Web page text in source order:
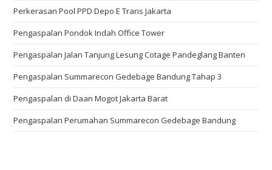
Perkerasan Pool PPD Depo E Trans Jakarta
Pengaspalan Pondok Indah Office Tower
Pengaspalan Jalan Tanjung Lesung Cotage Pandeglang Banten
Pengaspalan Summarecon Gedebage Bandung Tahap 3
Pengaspalan di Daan Mogot Jakarta Barat
Pengaspalan Perumahan Summarecon Gedebage Bandung